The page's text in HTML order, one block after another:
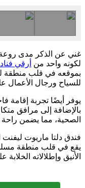
غني عن الذكر مدى
لكونه واحد من أرقي
بموقعه في قلب منطقة
للسياح ورجال الأعمال
يوفر أيضًا تجربة إقامة
بالإضافة إلى مرافق
الصحية، مما يضمن راحة
فندق دلتا ماريوت
يقع في قلب منطقة
الأنيق وإطلالاته الخلابة